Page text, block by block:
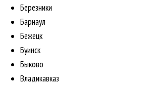
Березники
Барнаул
Бежецк
Буинск
Быково
Владикавказ